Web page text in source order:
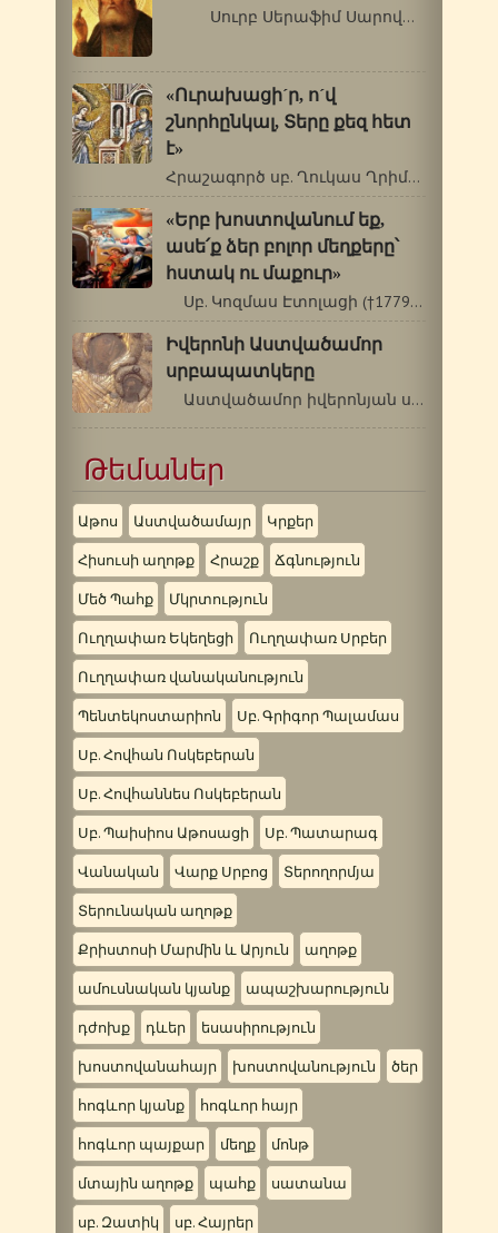
Սուրբ Սերաֆիմ Սարովացի (1759-1833…
«Ուրախացի´ր, ո´վ
շնորհընկալ, Տերը քեզ հետ
է»
Հրաշագործ սբ. Ղուկաս Ղրիմեցի (1877-1961թթ.)…
«Երբ խոստովանում եք,
ասե՛ք ձեր բոլոր մեղքերը՝
հստակ ու մաքուր»
Սբ. Կոզմաս Էտոլացի (†1779) Հատվածներ…
Իվերոնի Աստվածամոր
սրբապատկերը
Աստվածամոր իվերոնյան սրբապատկերի…
Թեմաներ
Աթոս Աստվածամայր Կրքեր
Հիսուսի աղոթք Հրաշք Ճգնություն
Մեծ Պահք Մկրտություն
Ուղղափառ Եկեղեցի Ուղղափառ Սրբեր
Ուղղափառ վանականություն
Պենտեկոստարիոն Սբ. Գրիգոր Պալամաս
Սբ. Հովհան Ոսկեբերան
Սբ. Հովհաննես Ոսկեբերան
Սբ. Պաիսիոս Աթոսացի Սբ. Պատարագ
Վանական Վարք Սրբոց Տերողորմյա
Տերունական աղոթք
Քրիստոսի Մարմին և Արյուն աղոթք
ամուսնական կյանք ապաշխարություն
դժոխք դևեր եսասիրություն
խոստովանահայր խոստովանություն ծեր
հոգևոր կյանք հոգևոր հայր
հոգևոր պայքար մեղք մոնթ
մտային աղոթք պահք սատանա
սբ. Զատիկ սբ. Հայրեր